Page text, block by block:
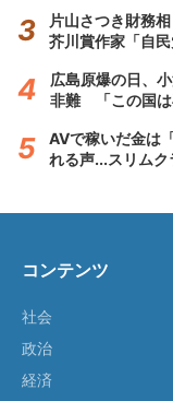
片山さつき財務
芥川賞作家「自
広島原爆の日、
非難 「この国は
AVで稼いだ金は
れる声...スリムク
コンテンツ
社会
政治
経済